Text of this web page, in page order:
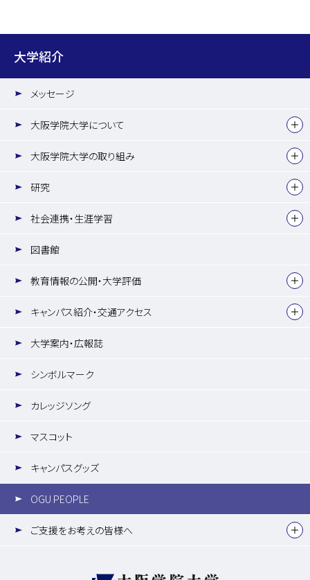
大学紹介
メッセージ
大阪学院大学について
大阪学院大学の取り組み
研究
社会連携・生涯学習
図書館
教育情報の公開・大学評価
キャンパス紹介・交通アクセス
大学案内・広報誌
シンボルマーク
カレッジソング
マスコット
キャンパスグッズ
OGU PEOPLE
ご支援をお考えの皆様へ